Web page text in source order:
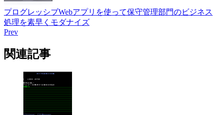
プログレッシブWebアプリを使って保守管理部門のビジネス
処理を素早くモダナイズ
Prev
関連記事